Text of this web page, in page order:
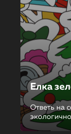
Елка
Ответь на